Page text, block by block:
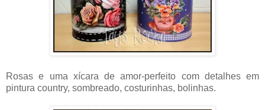
Rosas e uma xícara de amor-perfeito com detalhes em
pintura country, sombreado, costurinhas, bolinhas.